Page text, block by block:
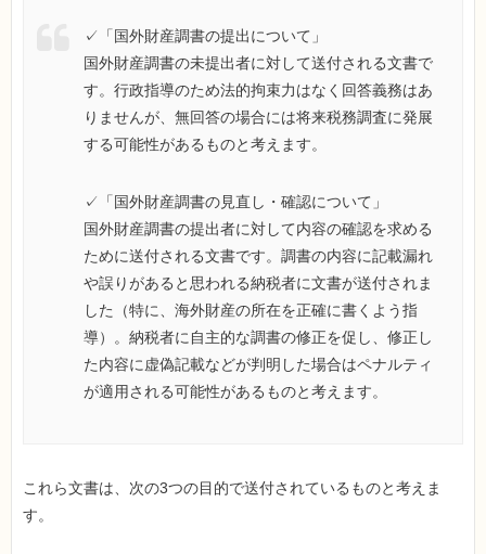
✓「国外財産調書の提出について」
国外財産調書の未提出者に対して送付される文書で
す。行政指導のため法的拘束力はなく回答義務はあ
りませんが、無回答の場合には将来税務調査に発展
する可能性があるものと考えます。
✓「国外財産調書の見直し・確認について」
国外財産調書の提出者に対して内容の確認を求める
ために送付される文書です。調書の内容に記載漏れ
や誤りがあると思われる納税者に文書が送付されま
した（特に、海外財産の所在を正確に書くよう指
導）。納税者に自主的な調書の修正を促し、修正し
た内容に虚偽記載などが判明した場合はペナルティ
が適用される可能性があるものと考えます。
これら文書は、次の3つの目的で送付されているものと考えま
す。